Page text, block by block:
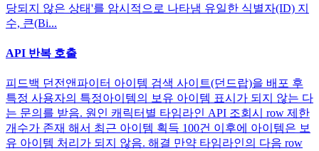
당되지 않은 상태'를 암시적으로 나타냄 유일한 식별자(ID) 지
수, 큰(Bi...
API 반복 호출
피드백 던전앤파이터 아이템 검색 사이트(던드랍)을 배포 후
특정 사용자의 특정아이템의 보유 아이템 표시가 되지 않는 다
는 문의를 받음. 원인 캐릭터별 타임라인 API 조회시 row 제한
개수가 존재 해서 최근 아이템 획득 100건 이후에 아이템은 보
유 아이템 처리가 되지 않음. 해결 만약 타임라인의 다음 row